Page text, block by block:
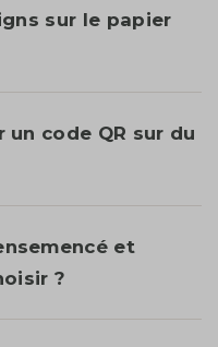
sur le papier
code QR sur du
et
?